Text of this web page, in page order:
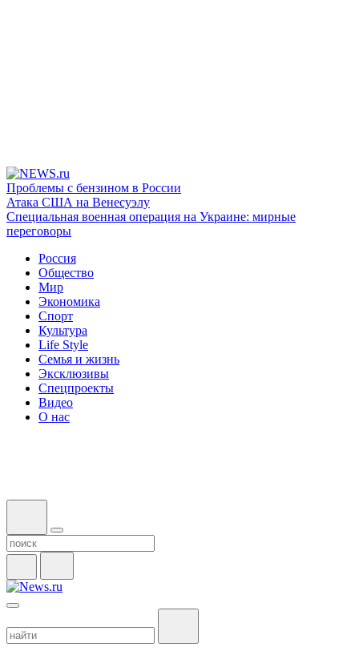
Проблемы с бензином в России
Атака США на Венесуэлу
Специальная военная операция на Украине: мирные
переговоры
Россия
Общество
Мир
Экономика
Спорт
Культура
Life Style
Семья и жизнь
Эксклюзивы
Спецпроекты
Видео
О нас